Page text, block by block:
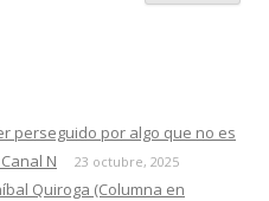
perseguido por algo que no es
N
23 octubre, 2025
Quiroga (Columna en